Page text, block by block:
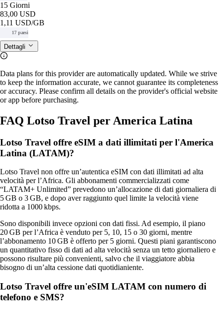
15 Giorni
83,00 USD
1,11 USD/GB
17 paesi
Dettagli
Data plans for this provider are automatically updated. While we strive
to keep the information accurate, we cannot guarantee its completeness
or accuracy. Please confirm all details on the provider's official website
or app before purchasing.
FAQ Lotso Travel per America Latina
Lotso Travel offre eSIM a dati illimitati per l'America
Latina (LATAM)?
Lotso Travel non offre un’autentica eSIM con dati illimitati ad alta
velocità per l’Africa. Gli abbonamenti commercializzati come
“LATAM+ Unlimited” prevedono un’allocazione di dati giornaliera di
5 GB o 3 GB, e dopo aver raggiunto quel limite la velocità viene
ridotta a 1000 kbps.
Sono disponibili invece opzioni con dati fissi. Ad esempio, il piano
20 GB per l’Africa è venduto per 5, 10, 15 o 30 giorni, mentre
l’abbonamento 10 GB è offerto per 5 giorni. Questi piani garantiscono
un quantitativo fisso di dati ad alta velocità senza un tetto giornaliero e
possono risultare più convenienti, salvo che il viaggiatore abbia
bisogno di un’alta cessione dati quotidianiente.
Lotso Travel offre un'eSIM LATAM con numero di
telefono e SMS?